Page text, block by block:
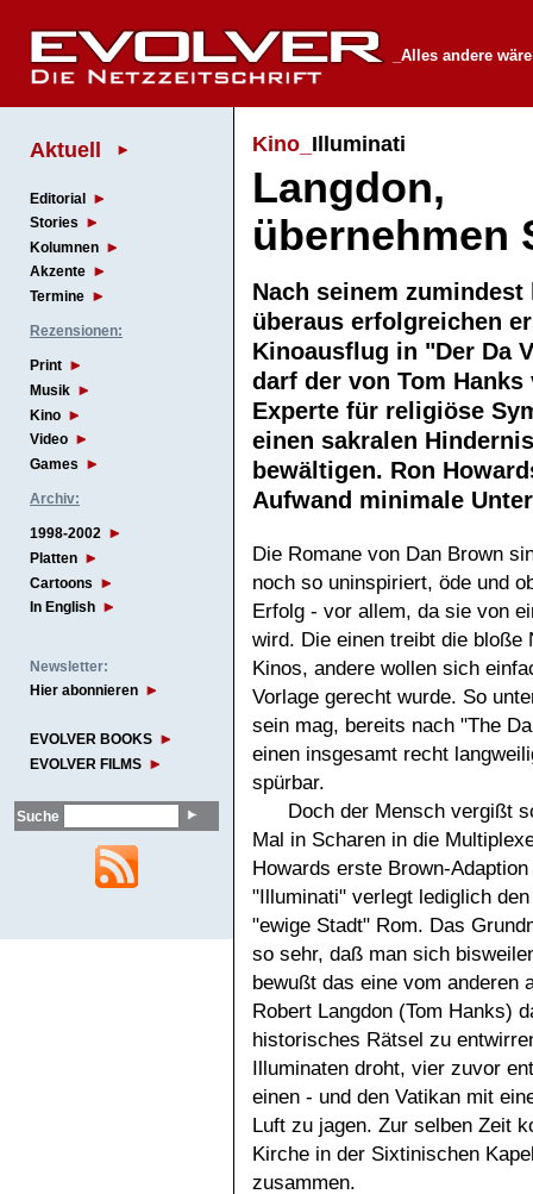
_Alles andere
Aktuell
Editorial
Stories
Kolumnen
Akzente
Termine
Rezensionen:
Print
Musik
Kino
Video
Games
Archiv:
1998-2002
Platten
Cartoons
In English
Newsletter:
Hier abonnieren
EVOLVER BOOKS
EVOLVER FILMS
Suche
Kino_ Illuminati
Langdon,
übernehmen
Nach seinem
überaus erfolgreichen
Kinoausflug in "Der Da
darf der von Tom Hanks
Experte für religiöse
einen sakralen
bewältigen. Ron
Aufwand minimale
Die Romane von Dan Brown
noch so uninspiriert, öde und
Erfolg - vor allem, da sie von
wird. Die einen treibt die bloße
Kinos, andere wollen sich
Vorlage gerecht wurde. So
sein mag, bereits nach "The
einen insgesamt recht
spürbar.
Doch der Mensch vergißt
Mal in Scharen in die
Howards erste Brown-
"Illuminati" verlegt lediglich
"ewige Stadt" Rom. Das
so sehr, daß man sich
bewußt das eine vom anderen
Robert Langdon (Tom Hanks)
historisches Rätsel zu
Illuminaten droht, vier zuvor
einen - und den Vatikan mit
Luft zu jagen. Zur selben Zeit
Kirche in der Sixtinischen
zusammen.